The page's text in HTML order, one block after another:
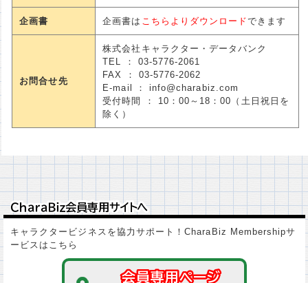
企画書 企画書は こちらよりダウンロードできます
お問合せ先
株式会社キャラクター・データバンク
TEL ： 03-5776-2061
FAX ： 03-5776-2062
E-mail ： info@charabiz.com
受付時間 ： 10：00～18：00（土日祝日を
除く）
ＣｈａｒａＢｉｚ会員専用サイトへ
ＣｈａｒａＢｉｚ会員専用サイトへ
キャラクタービジネスを協力サポート！CharaBiz Membershipサ
ービスはこちら
会員専用ページ
会員専用ページ